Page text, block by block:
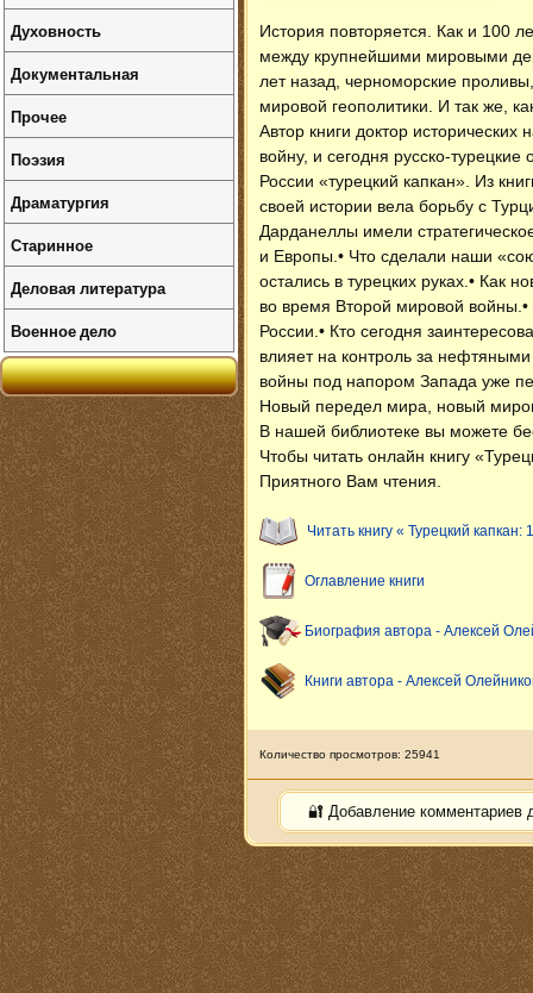
История повторяется. Как и 100
между крупнейшими мировыми
лет назад, черноморские
мировой геополитики. И так же,
Автор книги доктор
войну, и сегодня русско-
России «турецкий капкан». Из
своей истории вела борьбу с
Дарданеллы имели
и Европы.• Что сделали наши
остались в турецких руках.• Как
во время Второй мировой
России.• Кто сегодня
влияет на контроль за
войны под напором Запада уже
Новый передел мира, новый
В нашей библиотеке вы можете
Чтобы читать онлайн книгу
Приятного Вам чтения.
Читать книгу « Турецкий капкан:
Оглавление книги
Биография автора - Алексей
Книги автора - Алексей
Количество просмотров: 25941
🔐 Добавление комментариев
Духовность
Документальная
Прочее
Поэзия
Драматургия
Старинное
Деловая литература
Военное дело